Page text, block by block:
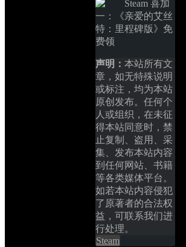
声明： 本站所有文
章，如无特殊说明
或标注，均为本站
原创发布。任何个
人或组织，在未征
得本站同意时，禁
止复制、盗用、采
集、发布本站内容
到任何网站、书籍
等各类媒体平台。
如若本站内容侵犯
了原著者的合法权
益，可联系我们进
行处理。
Steam